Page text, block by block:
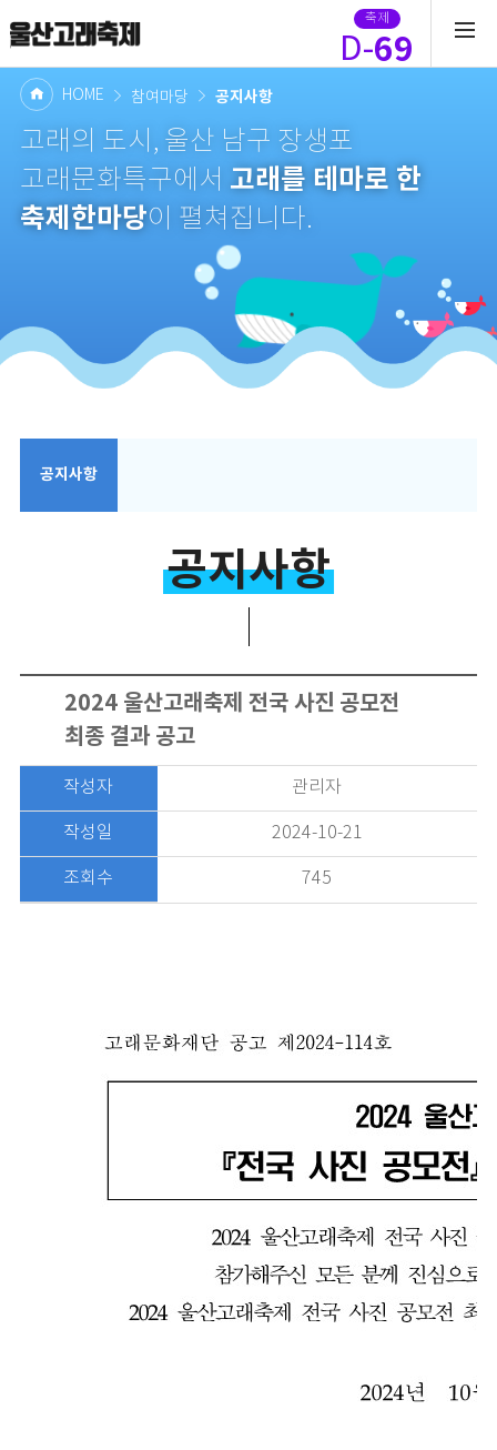
축제
D-69
HOME 참여마당 공지사항
고래의 도시, 울산 남구 장생포
고래문화특구에서 고래를 테마로 한
축제한마당이 펼쳐집니다.
공지사항
공지사항
2024 울산고래축제 전국 사진 공모전
최종 결과 공고
작성자 관리자
작성일 2024-10-21
조회수 745